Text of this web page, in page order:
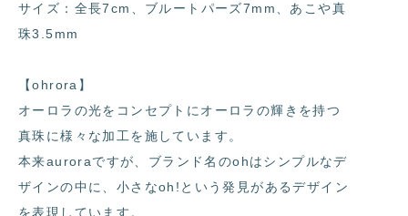
サイズ：全長7cm、ブルートパーズ7mm、あこや真
珠3.5mm
【ohrora】
オーロラの光をコンセプトにオーロラの輝きを持つ
真珠に様々な加工を施しています。
本来auroraですが、ブランド名のohはシンプルなデ
ザインの中に、小さなoh!という発見があるデザイン
を表現しています。